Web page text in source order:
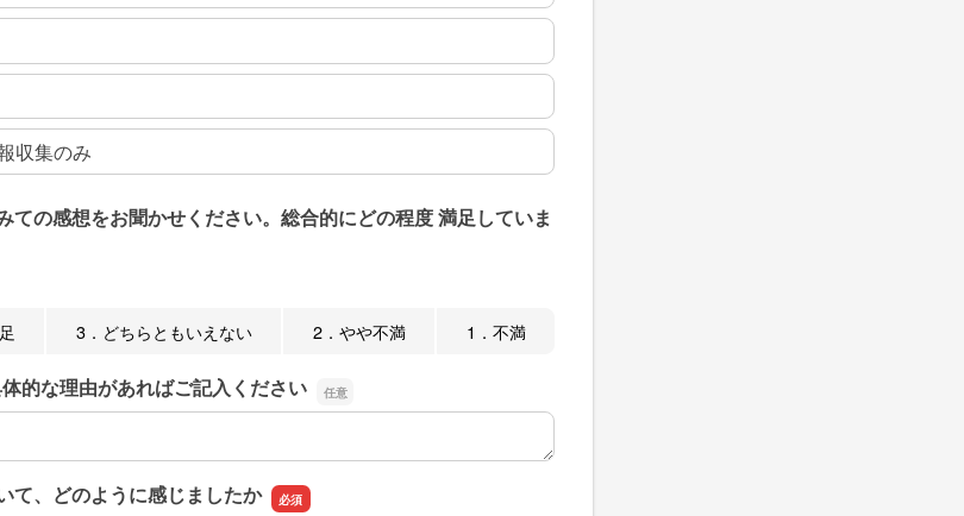
収集のみ
ての感想をお聞かせください。総合的にどの程度 満足していま
3．どちらともいえない 2．やや不満 1．不満
的な理由があればご記入ください
的な理由があればご記入ください
て、どのように感じましたか